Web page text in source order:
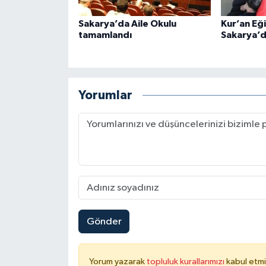
Sakarya’da Aile Okulu
tamamlandı
Kur’an
Yorumlar
Gönder
Yorum yazarak topluluk kurallarımızı kabul
Niğde Müftülüğü
Osmaniye Müftülüğü
Rize Müftülüğü
Samsun Müftülüğü
Siirt Müftülüğü
Sinop Müftülüğü